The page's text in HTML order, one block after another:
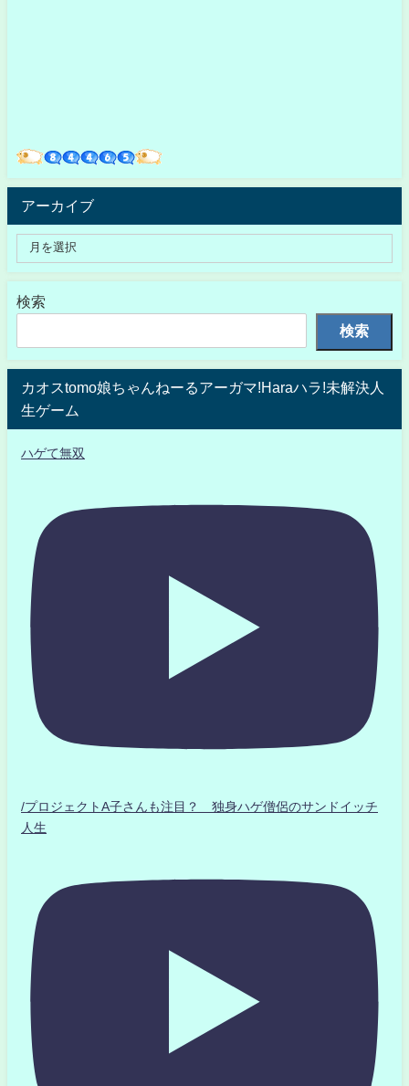
アーカイブ
検索
検索
カオスtomo娘ちゃんねーるアーガマ!Haraハラ!未解決人
生ゲーム
ハゲて無双
/プロジェクトA子さんも注目？ 独身ハゲ僧侶のサンドイッチ
人生